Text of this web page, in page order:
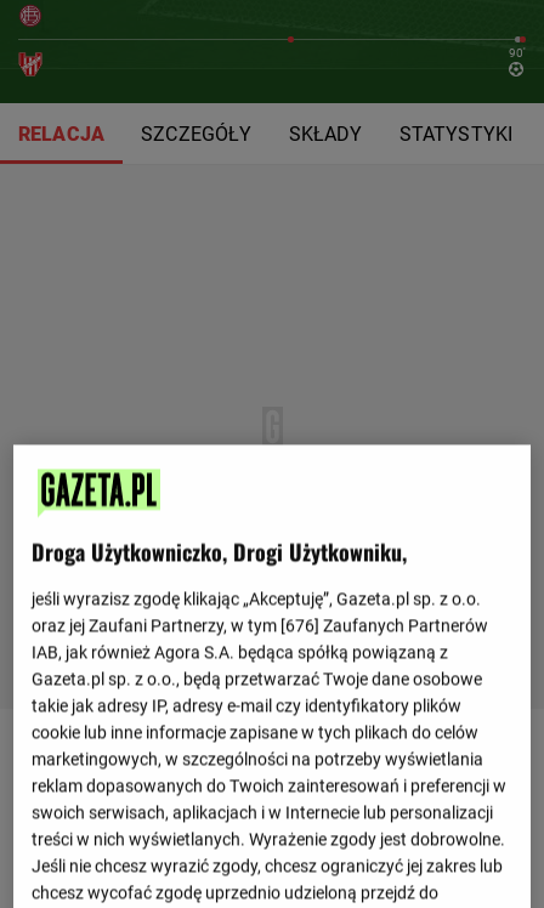
90'
RELACJA SZCZEGÓŁY SKŁADY STATYSTYKI
Relacja z meczu Lanus - Instituto
Odśwież
90+ 4'
Droga Użytkowniczko, Drogi Użytkowniku,
jeśli wyrazisz zgodę klikając „Akceptuję”, Gazeta.pl sp. z o.o.
oraz jej Zaufani Partnerzy, w tym [676] Zaufanych Partnerów
IAB, jak również Agora S.A. będąca spółką powiązaną z
Gazeta.pl sp. z o.o., będą przetwarzać Twoje dane osobowe
takie jak adresy IP, adresy e-mail czy identyfikatory plików
cookie lub inne informacje zapisane w tych plikach do celów
marketingowych, w szczególności na potrzeby wyświetlania
reklam dopasowanych do Twoich zainteresowań i preferencji w
swoich serwisach, aplikacjach i w Internecie lub personalizacji
treści w nich wyświetlanych. Wyrażenie zgody jest dobrowolne.
Jeśli nie chcesz wyrazić zgody, chcesz ograniczyć jej zakres lub
chcesz wycofać zgodę uprzednio udzieloną przejdź do